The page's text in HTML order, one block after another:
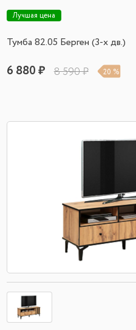
Лучшая цена
Тумба 82.05 Берген (3-х дв.)
6 880 ₽ 8 590 ₽ 20 %